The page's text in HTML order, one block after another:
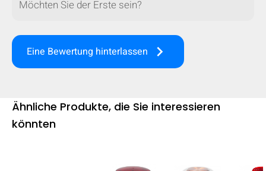
Möchten Sie der Erste sein?
Eine Bewertung hinterlassen keyboard_arrow_right
Ähnliche Produkte, die Sie interessieren
könnten